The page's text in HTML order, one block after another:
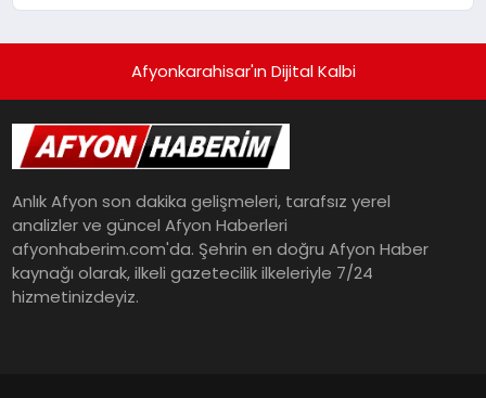
Afyonkarahisar'ın Dijital Kalbi
Anlık Afyon son dakika gelişmeleri, tarafsız yerel
analizler ve güncel Afyon Haberleri
afyonhaberim.com'da. Şehrin en doğru Afyon Haber
kaynağı olarak, ilkeli gazetecilik ilkeleriyle 7/24
hizmetinizdeyiz.